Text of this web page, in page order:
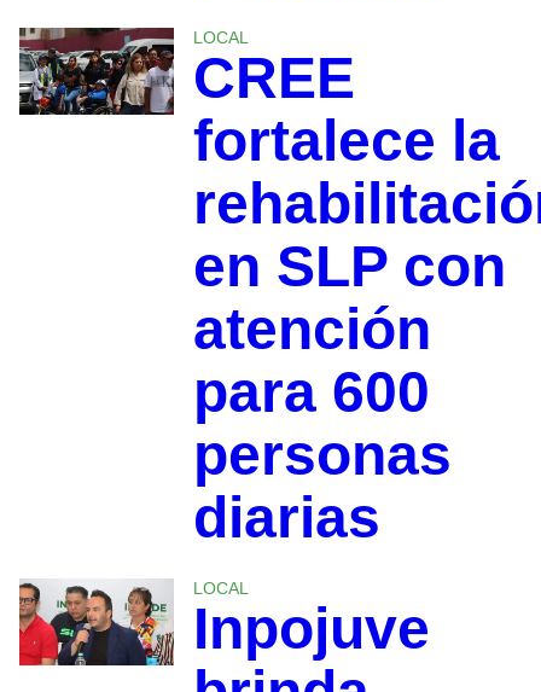
LOCAL
CREE
fortalece la
en SLP con
atención
para 600
personas
diarias
LOCAL
Inpojuve